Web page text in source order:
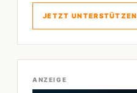
JETZT UNTERSTÜTZEN
ANZEIGE